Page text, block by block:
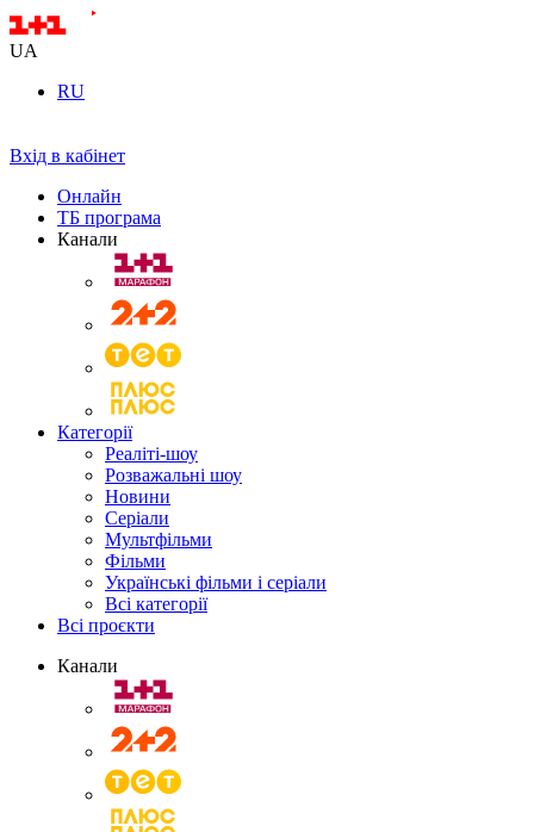
UA
RU
Вхід в кабінет
Онлайн
ТБ програма
Канали
Категорії
Реаліті-шоу
Розважальні шоу
Новини
Серіали
Мультфільми
Фільми
Українські фільми і серіали
Всі категорії
Всі проєкти
Канали